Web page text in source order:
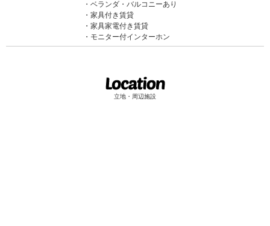
ベランダ・バルコニーあり
家具付き賃貸
家具家電付き賃貸
モニター付インターホン
立地・周辺施設